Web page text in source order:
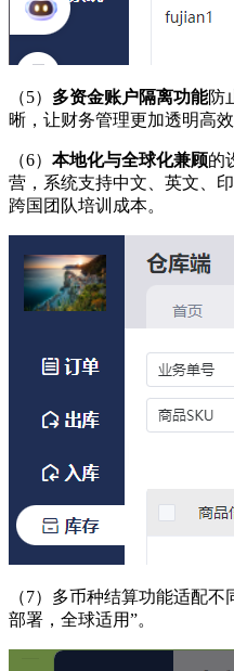
（5） 多资金账户隔离功能防
晰，让财务管理更加透明高效
（6） 本地化与全球化兼顾的
营，系统支持中文、英文、
跨国团队培训成本。
（7） 多币种结算功能适配不
部署，全球适用”。